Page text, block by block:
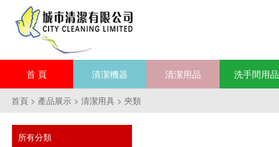
首 頁 清潔機器 清潔用品 洗手間用品
首頁 > 產品展示 > 清潔用具 > 夾類
所有分類